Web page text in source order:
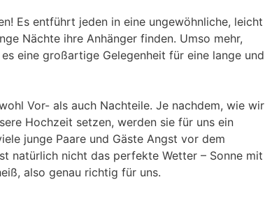
Es entführt jeden in eine ungewöhnliche, leicht
Nächte ihre Anhänger finden. Umso mehr,
eine großartige Gelegenheit für eine lange und
Vor- als auch Nachteile. Je nachdem, wie wir
Hochzeit setzen, werden sie für uns ein
junge Paare und Gäste Angst vor dem
natürlich nicht das perfekte Wetter – Sonne mit
also genau richtig für uns.